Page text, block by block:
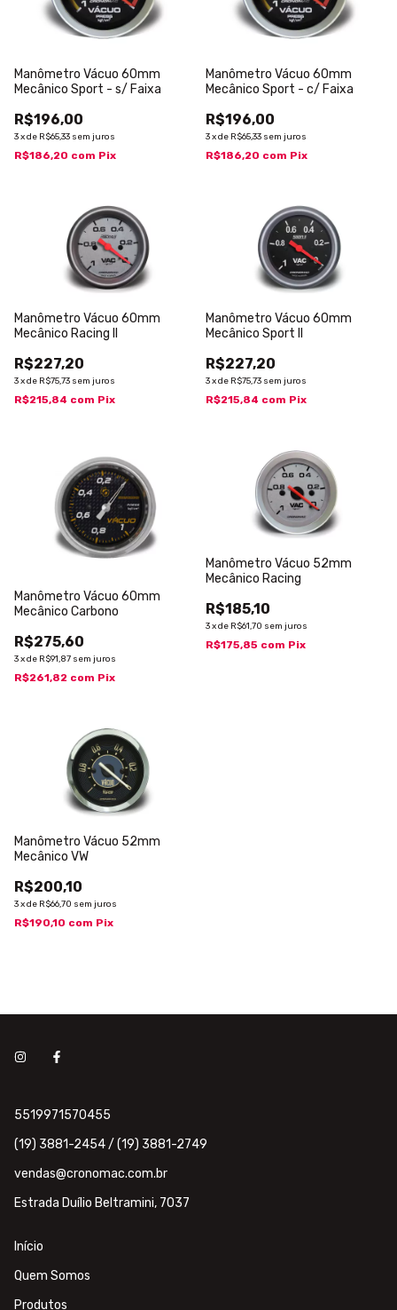
Manômetro Vácuo 60mm
Mecânico Sport - s/ Faixa
R$196,00
3xde R$65,33 sem juros
R$186,20 com Pix
Manômetro Vácuo 60mm
Mecânico Sport - c/ Faixa
R$196,00
3xde R$65,33 sem juros
R$186,20 com Pix
Manômetro Vácuo 60mm
Mecânico Racing II
R$227,20
3xde R$75,73 sem juros
R$215,84 com Pix
Manômetro Vácuo 60mm
Mecânico Sport II
R$227,20
3xde R$75,73 sem juros
R$215,84 com Pix
Manômetro Vácuo 60mm
Mecânico Carbono
R$275,60
3xde R$91,87 sem juros
R$261,82 com Pix
Manômetro Vácuo 52mm
Mecânico Racing
R$185,10
3xde R$61,70 sem juros
R$175,85 com Pix
Manômetro Vácuo 52mm
Mecânico VW
R$200,10
3xde R$66,70 sem juros
R$190,10 com Pix
5519971570455
(19) 3881-2454 / (19) 3881-2749
vendas@cronomac.com.br
Estrada Duílio Beltramini, 7037
Início
Quem Somos
Produtos